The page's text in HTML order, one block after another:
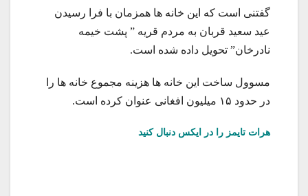
گفتنی است که این خانه ها همزمان با فرا رسیدن
عید سعید قربان به مردم قریه ” پشت خیمه
نادرخان” تحویل داده شده است.
مسوول ساخت این خانه ها هزینه مجموع خانه ها را
در حدود ۱۵ میلیون افغانی عنوان کرده است.
هرات تایمز را در ایکس دنبال کنید